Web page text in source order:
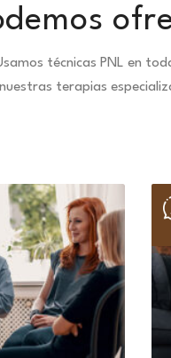
técnicas PNL en
nuestras terapias